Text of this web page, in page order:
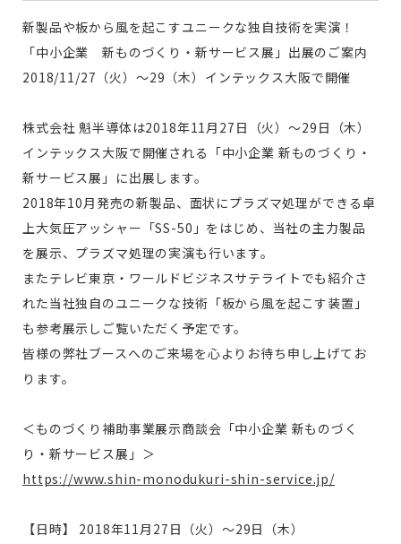
新製品や板から風を起こすユニークな独自技術を実演！
「中小企業 新ものづくり・新サービス展」出展のご案内
2018/11/27（火）～29（木）インテックス大阪で開催
株式会社 魁半導体は2018年11月27日（火）～29日（木）
インテックス大阪で開催される「中小企業 新ものづくり・
新サービス展」に出展します。
2018年10月発売の新製品、面状にプラズマ処理ができる卓
上大気圧アッシャー「SS-50」をはじめ、当社の主力製品
を展示、プラズマ処理の実演も行います。
またテレビ東京・ワールドビジネスサテライトでも紹介さ
れた当社独自のユニークな技術「板から風を起こす装置」
も参考展示しご覧いただく予定です。
皆様の弊社ブースへのご来場を心よりお待ち申し上げてお
ります。
＜ものづくり補助事業展示商談会「中小企業 新ものづく
り・新サービス展」＞
https://www.shin-monodukuri-shin-service.jp/
【日時】 2018年11月27日（火）～29日（木）